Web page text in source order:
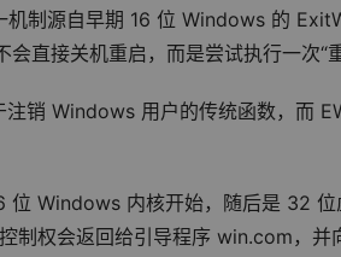
制源自早期 16 位 Windows 的
会直接关机重启，而是尝试执行一次“
销 Windows 用户的传统函数，而
位 Windows 内核开始，随后是 32
制权会返回给引导程序 win.com，